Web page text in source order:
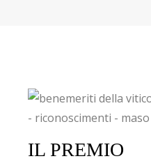
IL PREMIO